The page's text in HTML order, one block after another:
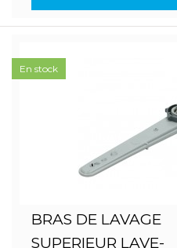
BRAS DE LAVAGE
SUPERIEUR LAVE-
En stock